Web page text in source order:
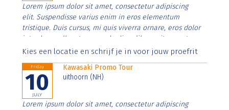
Lorem ipsum dolor sit amet, consectetur adipiscing
elit. Suspendisse varius enim in eros elementum
tristique. Duis cursus, mi quis viverra ornare, eros dolor
interdum nulla, ut commodo diam libero vitae erat.
Aenean faucibus nibh et justo cursus id rutrum lorem
Kies een locatie en schrijf je in voor jouw proefrit
Friday
10
JULY
Kawasaki Promo Tour
uithoorn (NH)
Lorem ipsum dolor sit amet, consectetur adipiscing